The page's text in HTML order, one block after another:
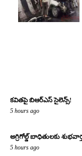
కవితపై బిఆర్ఎస్ సైలెన్స్!
5 hours ago
అగ్రిగోల్డ్ బాధితులకు
5 hours ago